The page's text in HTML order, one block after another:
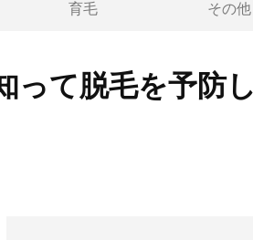
育毛 その他
って脱毛を予防